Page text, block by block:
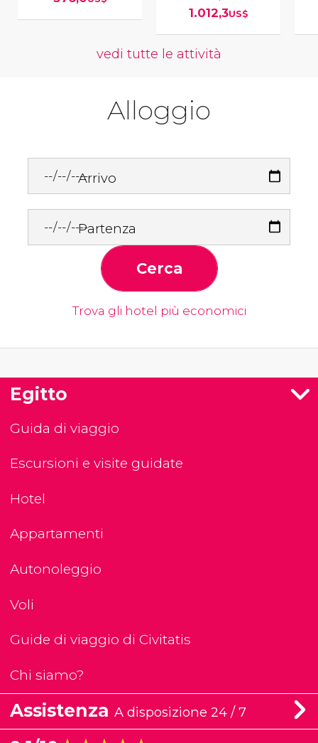
1.012,3US$
vedi tutte le attività
Alloggio
Arrivo
Partenza
Cerca
Trova gli hotel più economici
Egitto
Guida di viaggio
Escursioni e visite guidate
Hotel
Appartamenti
Autonoleggio
Voli
Guide di viaggio di Civitatis
Chi siamo?
Assistenza A disposizione 24 / 7